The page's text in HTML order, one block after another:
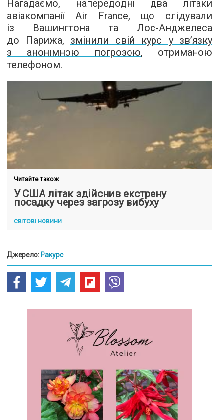
Нагадаємо, напередодні два літаки
авіакомпанії Air France, що слідували
із Вашингтона та Лос-Анджелеса
до Парижа, змінили свій курс у зв’язку
з анонімною погрозою, отриманою
телефоном.
Читайте також
У США літак здійснив екстрену
посадку через загрозу вибуху
СВІТОВІ НОВИНИ
Джерело: Ракурс